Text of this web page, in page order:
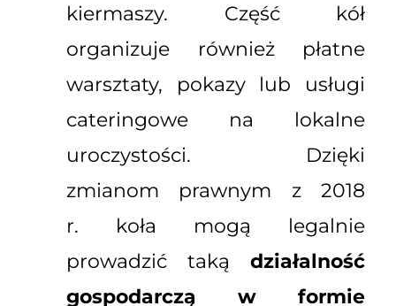
kiermaszy. Część kół
organizuje również płatne
warsztaty, pokazy lub usługi
cateringowe na lokalne
uroczystości. Dzięki
zmianom prawnym z 2018
r. koła mogą legalnie
prowadzić taką działalność
gospodarczą w formie